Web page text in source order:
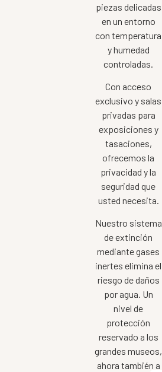
piezas delicadas
en un entorno
con temperatura
y humedad
controladas.
Con acceso
exclusivo y salas
privadas para
exposiciones y
tasaciones,
ofrecemos la
privacidad y la
seguridad que
usted necesita.
Nuestro sistema
de extinción
mediante gases
inertes elimina el
riesgo de daños
por agua. Un
nivel de
protección
reservado a los
grandes museos,
ahora también a